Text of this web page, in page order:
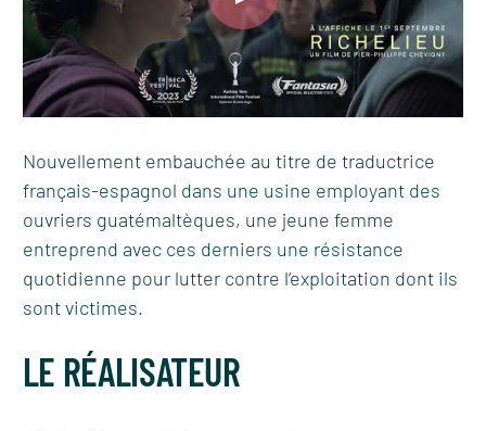
Nouvellement embauchée au titre de traductrice
français-espagnol dans une usine employant des
ouvriers guatémaltèques, une jeune femme
entreprend avec ces derniers une résistance
quotidienne pour lutter contre l’exploitation dont ils
sont victimes.
LE RÉALISATEUR